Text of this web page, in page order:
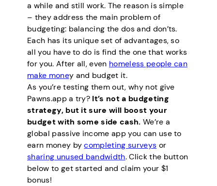
a while and still work. The reason is simple
– they address the main problem of
budgeting: balancing the dos and don’ts.
Each has its unique set of advantages, so
all you have to do is find the one that works
for you. After all, even homeless people can
make money and budget it.
As you’re testing them out, why not give
Pawns.app a try? It’s not a budgeting
strategy, but it sure will boost your
budget with some side cash. We’re a
global passive income app you can use to
earn money bycompleting surveys or
sharing unused bandwidth. Click the button
below to get started and claim your $1
bonus!